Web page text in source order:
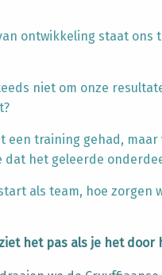
ontwikkeling staat ons
niet om onze
een training gehad,
dat het geleerde
als team, hoe
het pas als je het door